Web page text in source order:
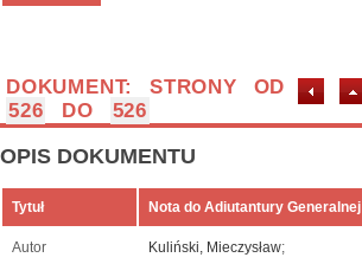
DOKUMENT: STRONY OD
526
DO 526
OPIS DOKUMENTU
Tytuł Nota do Adiutantury Generalnej
Autor Kuliński, Mieczysław;